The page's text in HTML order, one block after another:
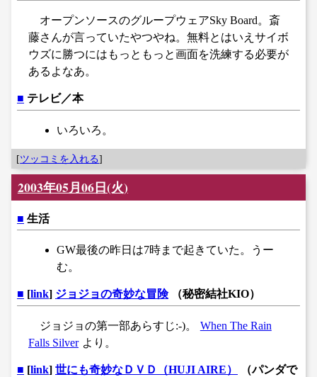
オープンソースのグループウェアSky Board。斎
藤さんが言っていたやつやね。無料とはいえサイボ
ウズに勝つにはもっともっと画面を洗練する必要が
あるよなあ。
■ テレビ／本
いろいろ。
[ツッコミを入れる]
2003年05月06日(火)
■ 生活
GW最後の昨日は7時まで起きていた。うー
む。
■ [link] ジョジョの奇妙な冒険（秘密結社KIO）
ジョジョの第一部あらすじ:-)。
When The Rain
Falls Silver より。
■ [link] 世にも奇妙なＤＶＤ（HUJI AIRE）
（パンダで